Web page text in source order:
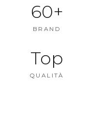
60+
BRAND
Top
QUALITÀ